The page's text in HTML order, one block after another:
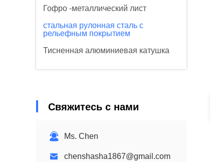
Гофро -металлический лист
стальная рулонная сталь с
рельефным покрытием
Тисненная алюминиевая катушка
Свяжитесь с нами
Ms. Chen
chenshasha1867@gmail.com